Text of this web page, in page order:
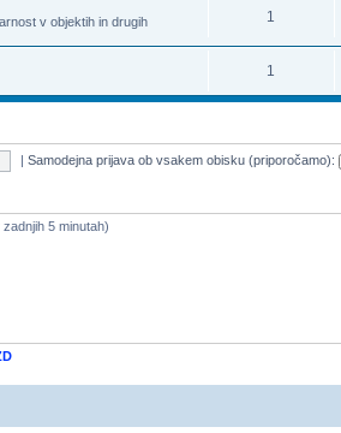
v objektih in drugih
1
1
|Samodejna prijava ob vsakem obisku (priporočamo):
5 minutah)